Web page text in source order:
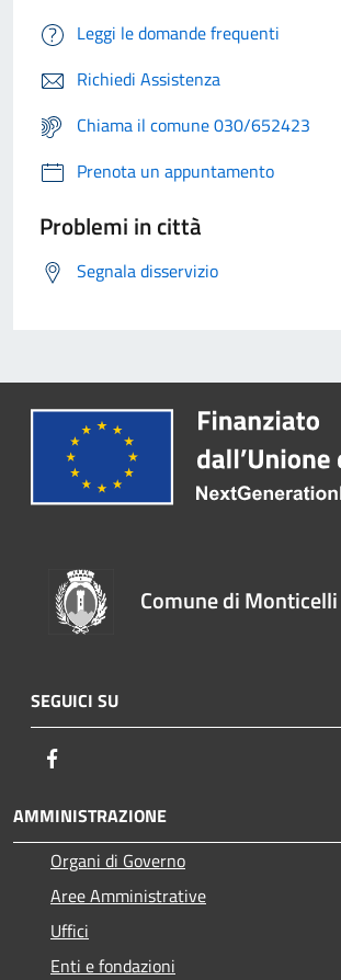
Leggi le domande frequenti
Richiedi Assistenza
Chiama il comune 030/652423
Prenota un appuntamento
Problemi in città
Segnala disservizio
Comune di
SEGUICI SU
AMMINISTRAZIONE
Organi di Governo
Aree Amministrative
Uffici
Enti e fondazioni